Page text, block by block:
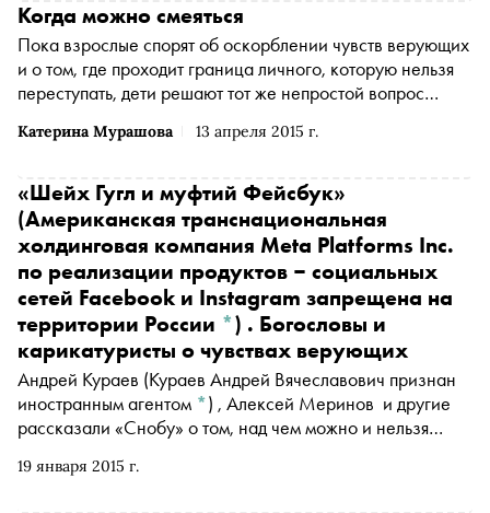
Катерина Мурашова 13 апреля 2015 г.
Когда можно смеяться
Пока взрослые спорят об оскорблении чувств верующих
и о том, где проходит граница личного, которую нельзя
переступать, дети решают тот же непростой вопрос
19 января 2015 г.
«Шейх Гугл и муфтий Фейсбук»
(Американская транснациональная
холдинговая компания Meta Platforms Inc.
по реализации продуктов ‒ социальных
сетей Facebook и Instagram запрещена на
территории России *) . Богословы и
карикатуристы о чувствах верующих
Андрей Кураев (Кураев Андрей Вячеславович признан
иностранным агентом *)
рассказали «Снобу» о том, над чем можно и нельзя